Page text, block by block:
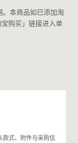
本商品如已添加淘
购买」链接进入单
款式、附件与采购信